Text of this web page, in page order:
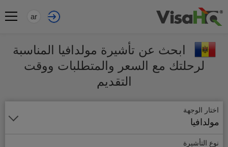
ar
ابحث عن تأشيرة مولدافيا المناسبة
لرحلتك مع السعر والمتطلبات ووقت
التقديم
اختار الوجهة
مولدافيا
نوع التأشيرة